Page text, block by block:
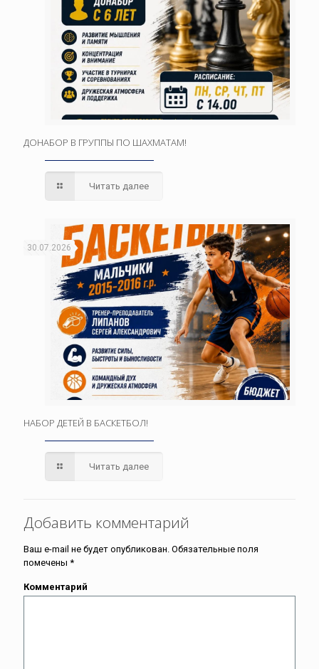
ДОНАБОР В ГРУППЫ ПО ШАХМАТАМ!
Читать далее
30.07.2026
НАБОР ДЕТЕЙ В БАСКЕТБОЛ!
Читать далее
Добавить комментарий
Ваш e-mail не будет опубликован. Обязательные поля
помечены *
Комментарий